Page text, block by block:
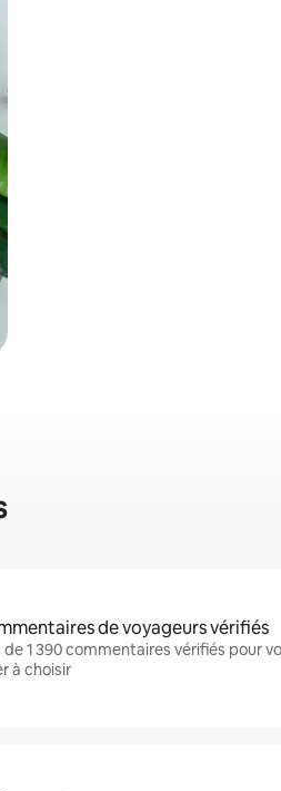
de voyageurs vérifiés
de 1 390 commentaires vérifiés pour
à choisir